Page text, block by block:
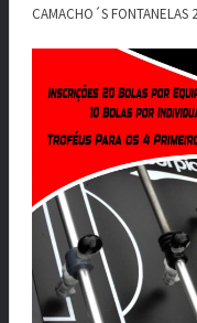
CAMACHO´S FONTANELAS